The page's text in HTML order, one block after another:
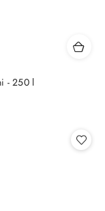
- 250 l